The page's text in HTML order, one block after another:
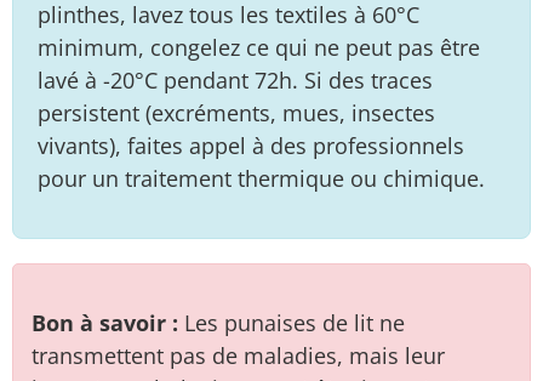
plinthes, lavez tous les textiles à 60°C
minimum, congelez ce qui ne peut pas être
lavé à -20°C pendant 72h. Si des traces
persistent (excréments, mues, insectes
vivants), faites appel à des professionnels
pour un traitement thermique ou chimique.
Bon à savoir : Les punaises de lit ne
transmettent pas de maladies, mais leur